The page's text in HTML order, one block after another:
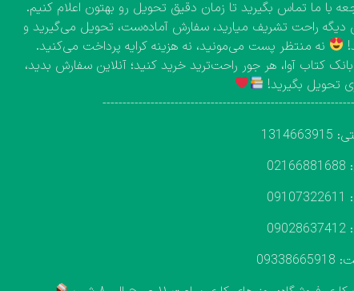
با ما تماس بگیرید تا زمان دقیق تحویل رو بهتون اعلام کنیم.
راحت تشریف میارید، سفارش آماده‌ست، تحویل می‌گیرید و
نه منتظر پست می‌مونید، نه هزینه کرایه پرداخت می‌کنید.
بانک کتاب آوا، هر جور راحت‌ترید خرید کنید؛ آنلاین سفارش بدید،
تحویل بگیرید!